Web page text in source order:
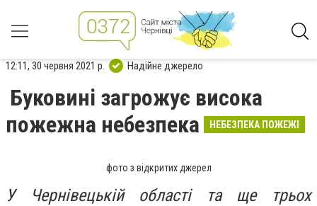
12:11, 30 червня 2021 р. Надійне джерело
Буковині загрожує висока
пожежна небезпека
НЕБЕЗПЕКА ПОЖЕЖІ
фото з відкритих джерел
У Чернівецькій області та ще трьох